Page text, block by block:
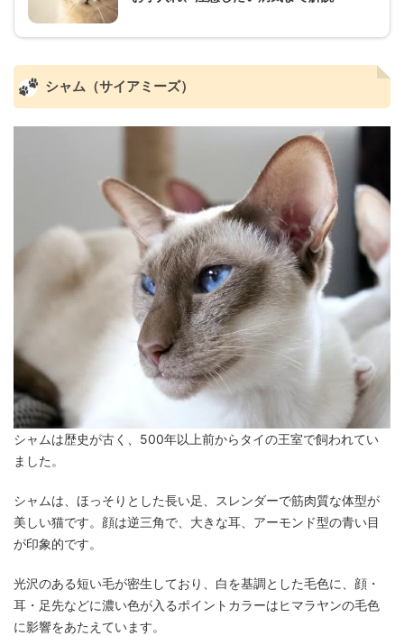
シャム（サイアミーズ）
シャムは歴史が古く、500年以上前からタイの王室で飼われてい
ました。
シャムは、ほっそりとした長い足、スレンダーで筋肉質な体型が
美しい猫です。顔は逆三角で、大きな耳、アーモンド型の青い目
が印象的です。
光沢のある短い毛が密生しており、白を基調とした毛色に、顔・
耳・足先などに濃い色が入るポイントカラーはヒマラヤンの毛色
に影響をあたえています。